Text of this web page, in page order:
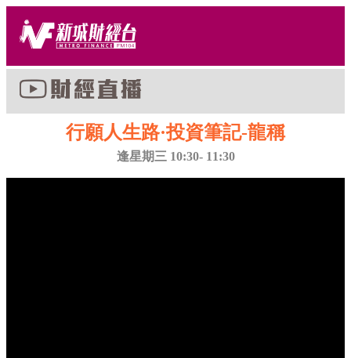
行願人生路·投資筆記-龍稱
逢星期三 10:30- 11:30